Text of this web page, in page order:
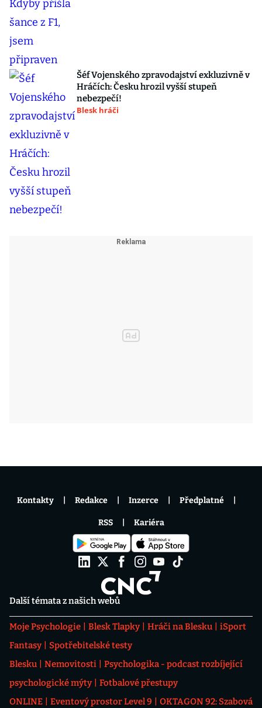
Šéf Vojenského zpravodajství exkluzivně v
Hráčích: Česku hrozil vyšší stupeň
nebezpečí!
Blesk hráči
Další témata z našich webů
Moje Psychologie Blesk Tlapky Hráči na Blesku
iSport
Fantasy
Spotřebitelské testy
Blesku
Nemovitosti
Psychologika - podcast rozbíjející
psychologické mýty
Fotbalové přestupy
ONLINE
Eventový prostor Level 9
OKTAGON 92: Szabová
Kontakty Redakce Inzerce Předplatné
RSS Kariéra